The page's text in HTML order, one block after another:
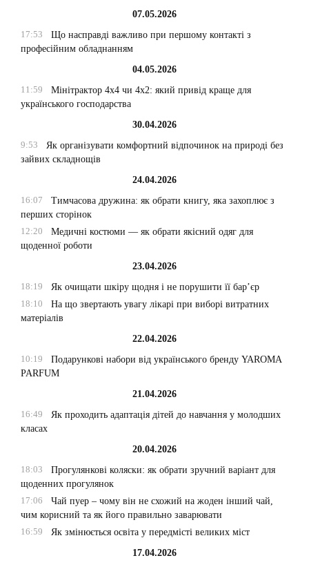
07.05.2026
17:53
Що насправді важливо при першому контакті з
професійним обладнанням
04.05.2026
11:59
Мінітрактор 4х4 чи 4х2: який привід краще для
українського господарства
30.04.2026
9:53
Як організувати комфортний відпочинок на природі без
зайвих складнощів
24.04.2026
16:07
Тимчасова дружина: як обрати книгу, яка захоплює з
перших сторінок
12:20
Медичні костюми — як обрати якісний одяг для
щоденної роботи
23.04.2026
18:19
Як очищати шкіру щодня і не порушити її бар’єр
18:10
На що звертають увагу лікарі при виборі витратних
матеріалів
22.04.2026
10:19
Подарункові набори від українського бренду YAROMA
PARFUM
21.04.2026
16:49
Як проходить адаптація дітей до навчання у молодших
класах
20.04.2026
18:03
Прогулянкові коляски: як обрати зручний варіант для
щоденних прогулянок
17:06
Чай пуер – чому він не схожий на жоден інший чай,
чим корисний та як його правильно заварювати
16:59
Як змінюється освіта у передмісті великих міст
17.04.2026